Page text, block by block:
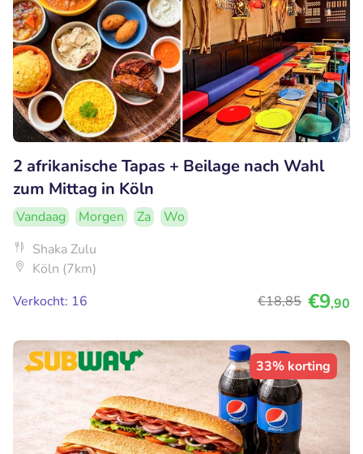
2 afrikanische Tapas + Beilage nach Wahl
zum Mittag in Köln
Vandaag Morgen Za
Wo
Shaka Zulu
Köln (7km)
Verkocht: 16
€18,85 €9,90
33% korting